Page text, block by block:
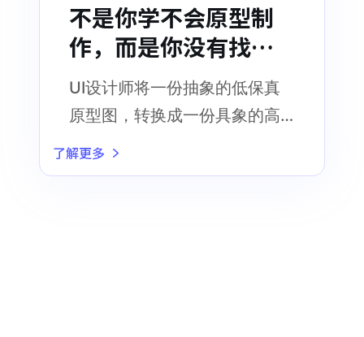
不是你学不会原型制
作，而是你没有找到
好用的工具！
UI设计师将一份抽象的低保真
原型图，转换成一份具象的高
保真效果图，而UI设计师的工
作往往从一份“原型”开始
了解更多